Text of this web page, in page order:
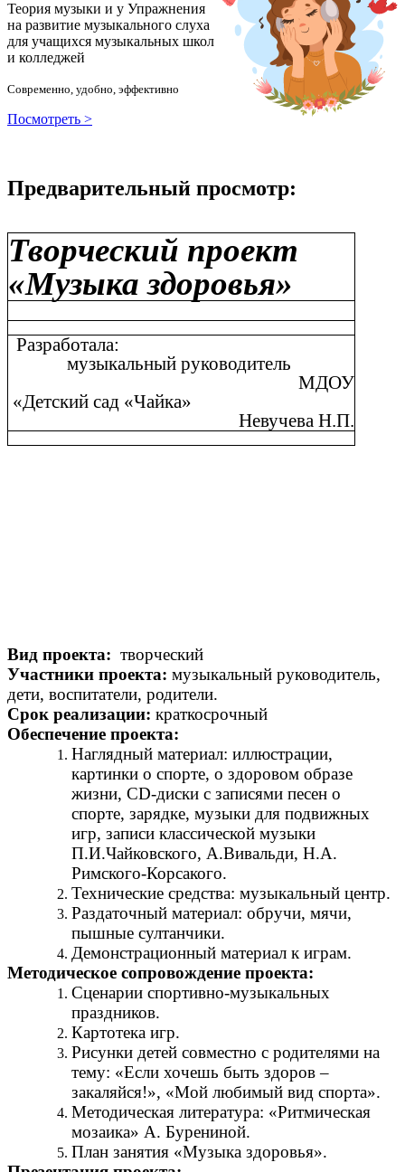
Теория музыки и у Упражнения
на развитие музыкального слуха
для учащихся музыкальных школ
и колледжей
Современно, удобно, эффективно
Посмотреть >
Предварительный просмотр:
Творческий проект
«Музыка здоровья»
Разработала:
музыкальный руководитель
МДОУ
«Детский сад «Чайка»
Невучева Н.П.
Вид проекта: творческий
Участники проекта: музыкальный руководитель,
дети, воспитатели, родители.
Срок реализации: краткосрочный
Обеспечение проекта:
Наглядный материал: иллюстрации,
картинки о спорте, о здоровом образе
жизни, CD-диски с записями песен о
спорте, зарядке, музыки для подвижных
игр, записи классической музыки
П.И.Чайковского, А.Вивальди, Н.А.
Римского-Корсакого.
Технические средства: музыкальный центр.
Раздаточный материал: обручи, мячи,
пышные султанчики.
Демонстрационный материал к играм.
Методическое сопровождение проекта:
Сценарии спортивно-музыкальных
праздников.
Картотека игр.
Рисунки детей совместно с родителями на
тему: «Если хочешь быть здоров –
закаляйся!», «Мой любимый вид спорта».
Методическая литература: «Ритмическая
мозаика» А. Бурениной.
План занятия «Музыка здоровья».